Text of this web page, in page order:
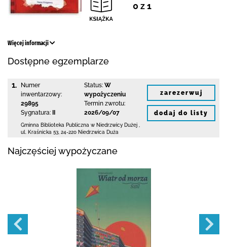
0 z 1
Więcej informacji
Dostępne egzemplarze
1.
Numer
inwentarzowy:
29895
Sygnatura:
Status: W
wypożyczeniu
Termin zwrotu:
2026/09/07
Gminna Biblioteka Publiczna w Niedrzwicy Dużej
ul. Kraśnicka 53 24-220 Niedrzwica Duża
zarezerwuj
dodaj do listy
Najczęściej wypożyczane